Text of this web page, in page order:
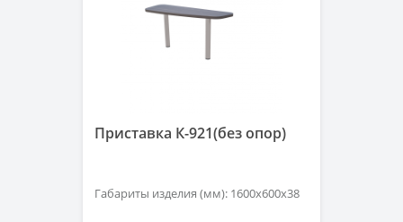
Приставка К-921(без опор)
Габариты изделия (мм): 1600х600х38